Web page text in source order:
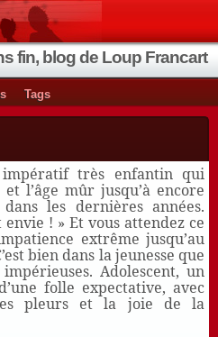
fin, blog de Loup Francart
Tags
impératif très enfantin qui
et l’âge mûr jusqu’à encore
les dernières années.
envie ! » Et vous attendez ce
extrême jusqu’au
bien dans la jeunesse que
Adolescent, un
folle expectative, avec
pleurs et la joie de la